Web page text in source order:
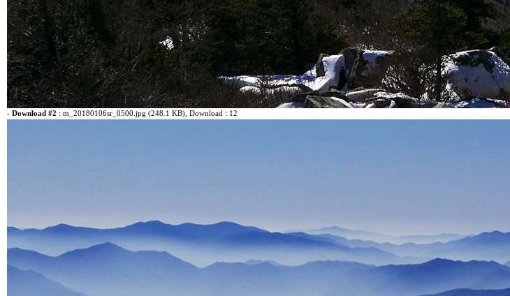
- Download #2 : m_20180106sr_0500.jpg (248.1 KB) , Download : 12